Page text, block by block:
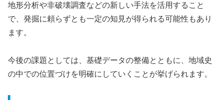
地形分析や非破壊調査などの新しい手法を活用すること
で、発掘に頼らずとも一定の知見が得られる可能性もあり
ます。
今後の課題としては、基礎データの整備とともに、地域史
の中での位置づけを明確にしていくことが挙げられます。